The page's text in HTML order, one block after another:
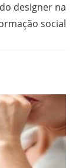
designer na
social